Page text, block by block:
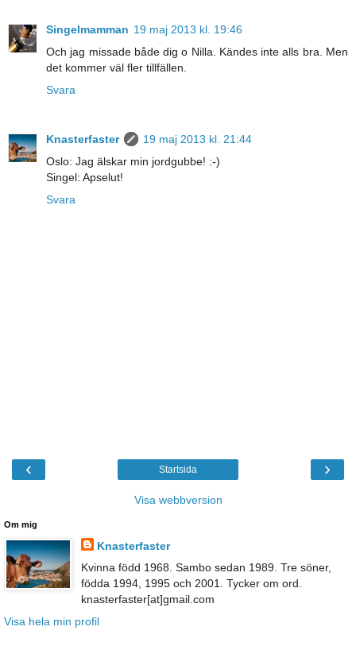
Singelmamman 19 maj 2013 kl. 19:46
Och jag missade både dig o Nilla. Kändes inte alls bra. Men
det kommer väl fler tillfällen.
Svara
Knasterfaster
19 maj 2013 kl. 21:44
Oslo: Jag älskar min jordgubbe! :-)
Singel: Apselut!
Svara
‹ ›
Startsida
Visa webbversion
Om mig
Knasterfaster
Kvinna född 1968. Sambo sedan 1989. Tre söner,
födda 1994, 1995 och 2001. Tycker om ord.
knasterfaster[at]gmail.com
Visa hela min profil